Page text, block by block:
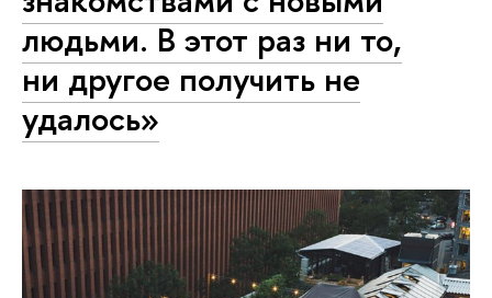
людьми. В этот раз ни то,
ни другое получить не
удалось»